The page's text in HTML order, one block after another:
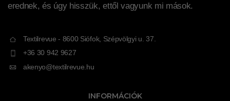
erednek, és úgy hisszük, ettől vagyunk mi mások.
Textilrevue - 8600 Siófok, Szépvölgyi u. 37.
+36 30 942 9627
akenyo@textilrevue.hu
INFORMÁCIÓK